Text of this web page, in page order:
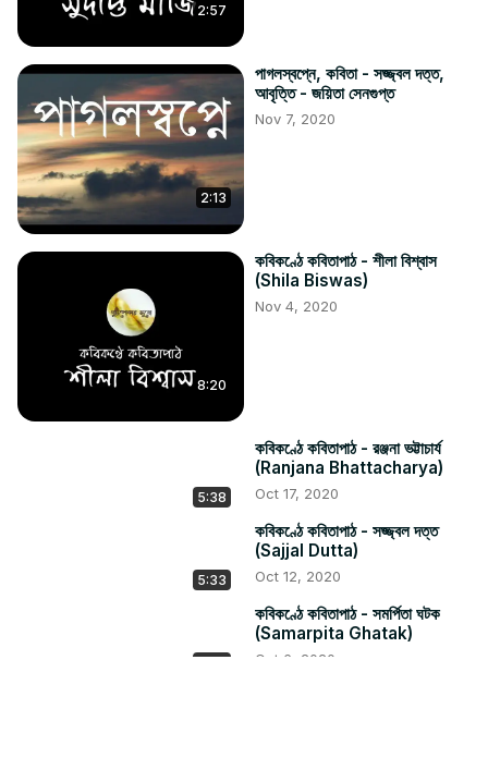
2:57
2:13
পাগলস্বপ্নে, কবিতা - সজ্জ্বল দত্ত,
আবৃত্তি - জয়িতা সেনগুপ্ত
Nov 7, 2020
8:20
কবিকণ্ঠে কবিতাপাঠ - শীলা বিশ্বাস
(Shila Biswas)
Nov 4, 2020
5:38
কবিকণ্ঠে কবিতাপাঠ - রঞ্জনা ভট্টাচার্য
(Ranjana Bhattacharya)
Oct 17, 2020
5:33
কবিকণ্ঠে কবিতাপাঠ - সজ্জ্বল দত্ত
(Sajjal Dutta)
Oct 12, 2020
4:23
কবিকণ্ঠে কবিতাপাঠ - সমর্পিতা ঘটক
(Samarpita Ghatak)
Oct 6, 2020